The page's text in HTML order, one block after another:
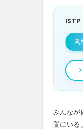
ISTP
みんなが
置にいる